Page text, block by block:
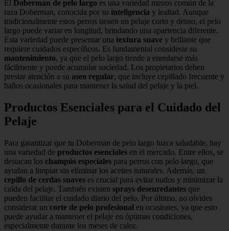
El Doberman de pelo largo es una variedad menos común de la
raza Doberman, conocida por su inteligencia y lealtad. Aunque
tradicionalmente estos perros tienen un pelaje corto y denso, el pelo
largo puede variar en longitud, brindando una apariencia diferente.
Esta variedad puede presentar una textura suave y brillante que
requiere cuidados específicos. Es fundamental considerar su
mantenimiento, ya que el pelo largo tiende a enredarse más
fácilmente y puede acumular suciedad. Los propietarios deben
prestar atención a su aseo regular, que incluye cepillado frecuente y
baños ocasionales para mantener la salud del pelaje y la piel.
Productos Esenciales para el Cuidado del
Pelaje
Para garantizar que tu Doberman de pelo largo luzca saludable, hay
una variedad de productos esenciales en el mercado. Entre ellos, se
destacan los champús especiales para perros con pelo largo, que
ayudan a limpiar sin eliminar los aceites naturales. Además, un
cepillo de cerdas suaves es crucial para evitar nudos y minimizar la
caída del pelaje. También existen sprays desenredantes que
pueden facilitar el cuidado diario del pelo. Por último, no olvides
considerar un corte de pelo profesional en ocasiones, ya que esto
puede ayudar a mantener el pelaje en óptimas condiciones,
especialmente durante los meses de calor.